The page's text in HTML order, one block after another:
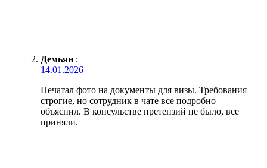
Демьян :
14.01.2026
Печатал фото на документы для визы. Требования
строгие, но сотрудник в чате все подробно
объяснил. В консульстве претензий не было, все
приняли.